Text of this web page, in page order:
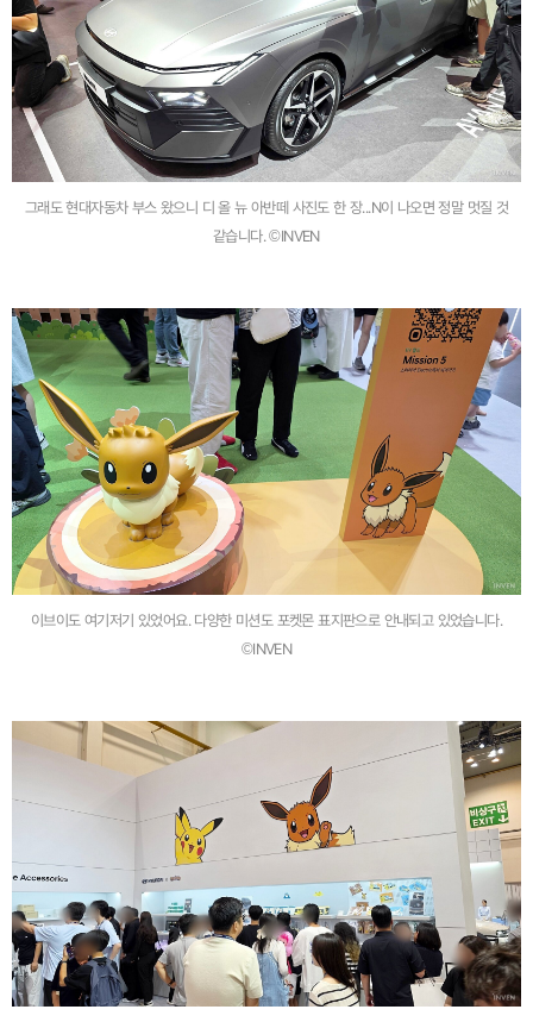
그래도 현대자동차 부스 왔으니 디 올 뉴 아반떼 사진도 한 장...N이 나오면 정말 멋질 것
같습니다. ©INVEN
이브이도 여기저기 있었어요. 다양한 미션도 포켓몬 표지판으로 안내되고 있었습니다.
©INVEN